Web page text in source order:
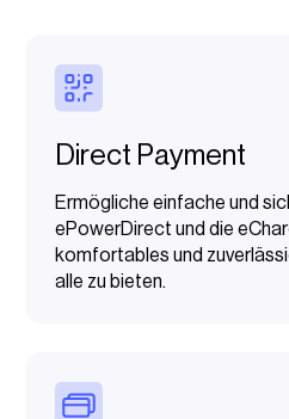
Direct Payment
Ermögliche einfache und
ePowerDirect und die
komfortables und
alle zu bieten.